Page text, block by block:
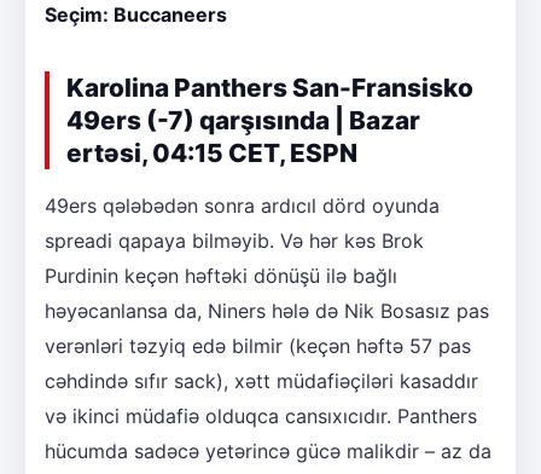
Seçim: Buccaneers
Karolina Panthers San-Fransisko
49ers (-7) qarşısında | Bazar
ertəsi, 04:15 CET, ESPN
49ers qələbədən sonra ardıcıl dörd oyunda
spreadi qapaya bilməyib. Və hər kəs Brok
Purdinin keçən həftəki dönüşü ilə bağlı
həyəcanlansa da, Niners hələ də Nik Bosasız pas
verənləri təzyiq edə bilmir (keçən həftə 57 pas
cəhdində sıfır sack), xətt müdafiəçiləri kasaddır
və ikinci müdafiə olduqca cansıxıcıdır. Panthers
hücumda sadəcə yetərincə gücə malikdir – az da